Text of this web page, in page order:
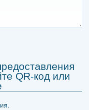
QR-код или